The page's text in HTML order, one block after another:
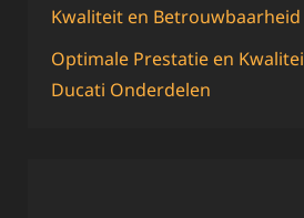
Kwaliteit en Betrouwbaarheid
Optimale Prestatie en
Ducati Onderdelen